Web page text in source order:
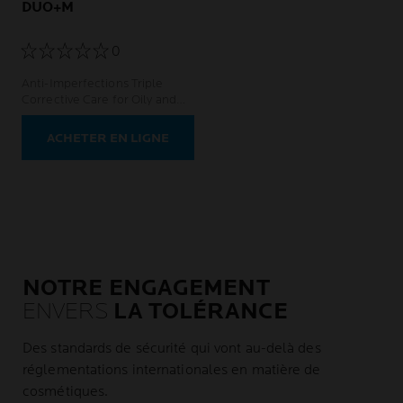
DUO+M
0
Acne-Prone Skin, powered by
Microbiome Science.
ACHETER EN LIGNE
NOTRE ENGAGEMENT
ENVERS LA TOLÉRANCE
Des standards de sécurité qui vont au-delà des
réglementations internationales en matière de
cosmétiques.